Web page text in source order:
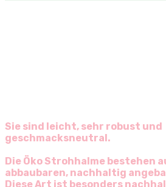
Sie sind leicht, sehr robust und
geschmacksneutral.
Die Öko Strohhalme bestehen
abbaubaren, nachhaltig
Diese Art ist besonders